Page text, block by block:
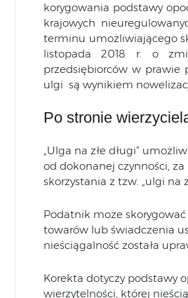
Rodzaj transakcji
Sekcja Płatności
Filtr „Termin
Filtr „Korekta
Opcja: Do
Opcja: Do
Opcja:
Opcja „ZD’FS/
Korekty ZD’FSK,
korygowania podstawy
krajowych
terminu umożliwiającego
listopada 2018 r. o
przedsiębiorców w prawie
ulgi są wynikiem
Po stronie
„Ulga na złe długi”
od dokonanej czynności,
skorzystania z tzw. „ulgi na
Podatnik może
towarów lub świadczenia
nieściągalność została
Korekta dotyczy podstawy
wierzytelności, której